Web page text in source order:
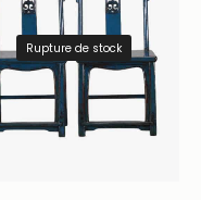
Rupture de stock